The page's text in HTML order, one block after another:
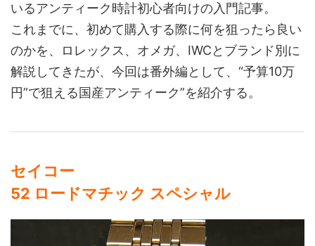
いるアンティーク時計初心者向けの入門記事。
これまでに、初めて購入する際に何を狙ったら良い
のかを、ロレックス、オメガ、IWCとブランド別に
解説してきたが、今回は番外編として、“予算10万
円”で狙える国産アンティーク”を紹介する。
セイコー
52 ロードマチック スペシャル